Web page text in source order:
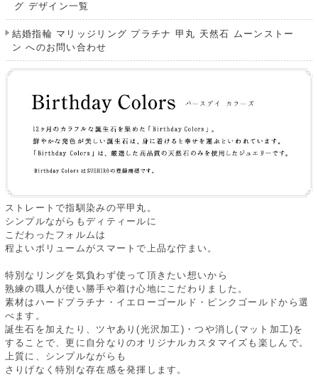
グ デザイン一覧
結婚指輪 マリッジリング プラチナ 甲丸 天然石 ムーンストー
ン へのお問い合わせ
ストレートで指馴染みの平甲丸。
シンプルながらもディティールに
こだわったフォルムは
程よいボリュームがスマートで上品な佇まい。
特別なリングを気負わず使って頂きたい想いから
熟練の職人が使い勝手や着け心地にこだわりました。
素材はハードプラチナ・イエローゴールド・ピンクゴールドから選
べます。
誕生石を加えたり、ツヤあり(光沢加工)・つや消し(マット加工)を
することで、更に自分なりのオリジナルカスタマイズも楽しんで。
上質に、シンプルながらも
さりげなく特別な存在感を発揮します。